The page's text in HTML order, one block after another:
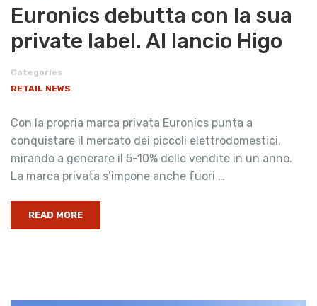
Euronics debutta con la sua
private label. Al lancio Higo
Categories
RETAIL NEWS
Con la propria marca privata Euronics punta a
conquistare il mercato dei piccoli elettrodomestici,
mirando a generare il 5-10% delle vendite in un anno.
La marca privata s’impone anche fuori …
READ MORE